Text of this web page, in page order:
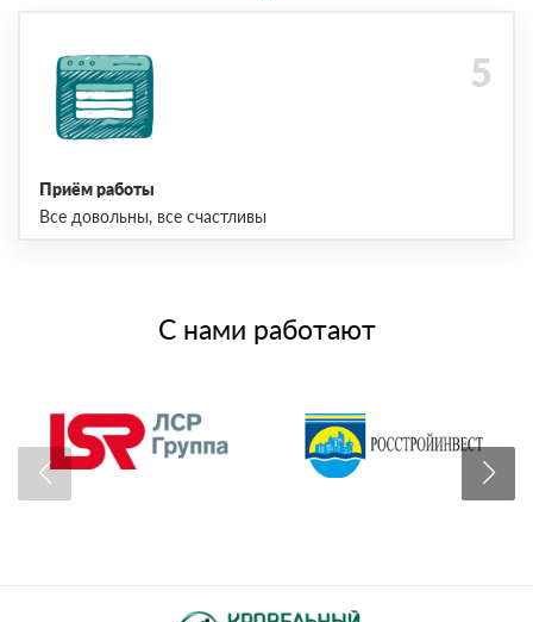
Приём работы
Все довольны, все счастливы
С нами работают